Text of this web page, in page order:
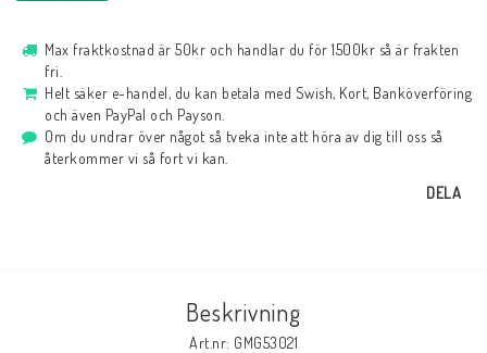
Max fraktkostnad är 50kr och handlar du för 1500kr så är frakten
fri.
Helt säker e-handel, du kan betala med Swish, Kort, Banköverföring
och även PayPal och Payson.
Om du undrar över något så tveka inte att höra av dig till oss så
återkommer vi så fort vi kan.
DELA
Beskrivning
Art.nr: GMG53021